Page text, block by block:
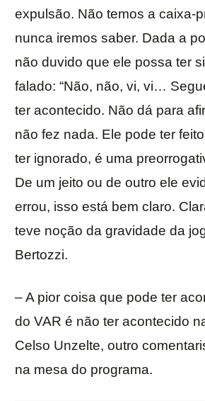
expulsão. Não temos a caixa-
nunca iremos saber. Dada a
não duvido que ele possa ter
falado: “Não, não, vi, vi…
ter acontecido. Não dá para
não fez nada. Ele pode ter
ter ignorado, é uma
De um jeito ou de outro ele
errou, isso está bem claro.
teve noção da gravidade da
Bertozzi.
– A pior coisa que pode ter
do VAR é não ter acontecido
Celso Unzelte, outro
na mesa do programa.